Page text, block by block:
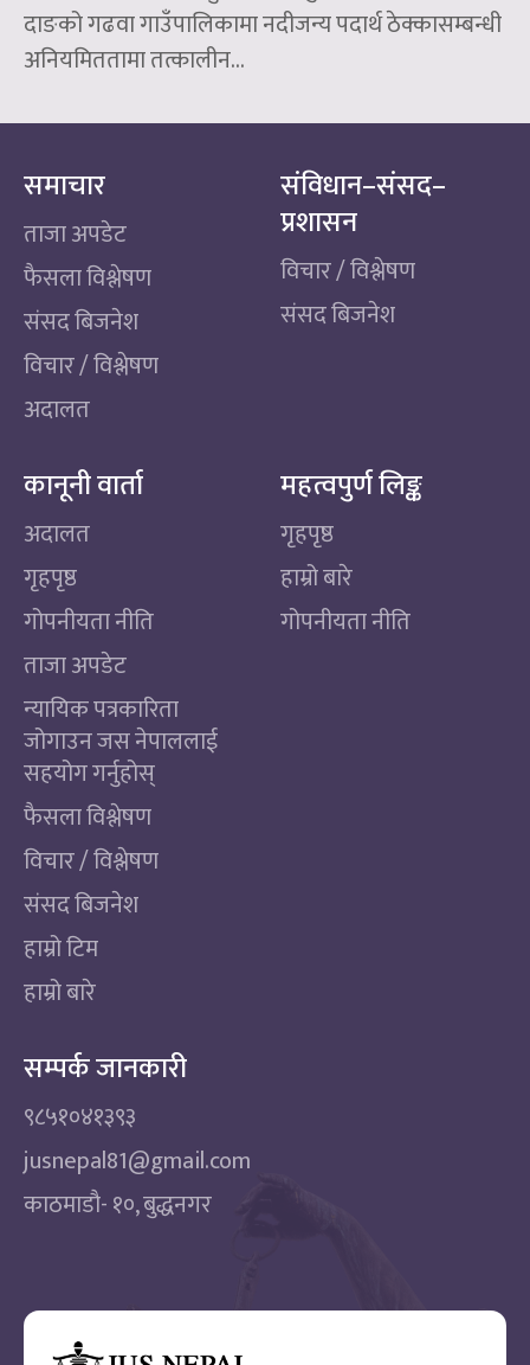
दाङको गढवा गाउँपालिकामा नदीजन्य पदार्थ ठेक्कासम्बन्धी
अनियमिततामा तत्कालीन...
समाचार
ताजा अपडेट
फैसला विश्लेषण
संसद बिजनेश
विचार / विश्लेषण
अदालत
संविधान–संसद–
प्रशासन
विचार / विश्लेषण
संसद बिजनेश
कानूनी वार्ता
अदालत
गृहपृष्ठ
गोपनीयता नीति
ताजा अपडेट
न्यायिक पत्रकारिता
जोगाउन जस नेपाललाई
सहयोग गर्नुहोस्
फैसला विश्लेषण
विचार / विश्लेषण
संसद बिजनेश
हाम्रो टिम
हाम्रो बारे
महत्वपुर्ण लिङ्क
गृहपृष्ठ
हाम्रो बारे
गोपनीयता नीति
सम्पर्क जानकारी
९८५१०४१३९३
jusnepal81@gmail.com
काठमाडाै‌- १०, बुद्धनगर